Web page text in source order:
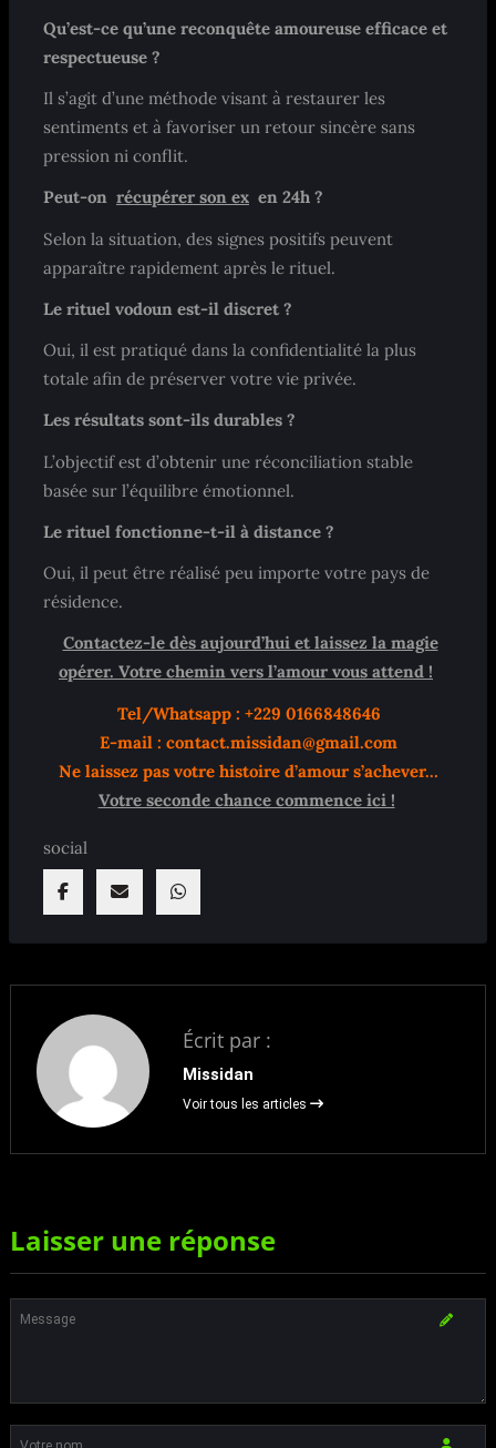
Qu’est-ce qu’une reconquête amoureuse efficace et
respectueuse ?
Il s’agit d’une méthode visant à restaurer les
sentiments et à favoriser un retour sincère sans
pression ni conflit.
Peut-on récupérer son ex en 24h ?
Selon la situation, des signes positifs peuvent
apparaître rapidement après le rituel.
Le rituel vodoun est-il discret ?
Oui, il est pratiqué dans la confidentialité la plus
totale afin de préserver votre vie privée.
Les résultats sont-ils durables ?
L’objectif est d’obtenir une réconciliation stable
basée sur l’équilibre émotionnel.
Le rituel fonctionne-t-il à distance ?
Oui, il peut être réalisé peu importe votre pays de
résidence.
Contactez-le dès aujourd’hui et laissez la magie
opérer. Votre chemin vers l’amour vous attend !
Tel/Whatsapp : +229 0166848646
E-mail : contact.missidan@gmail.com
Ne laissez pas votre histoire d’amour s’achever…
Votre seconde chance commence ici !
social
Écrit par :
Missidan
Voir tous les articles
Laisser une réponse